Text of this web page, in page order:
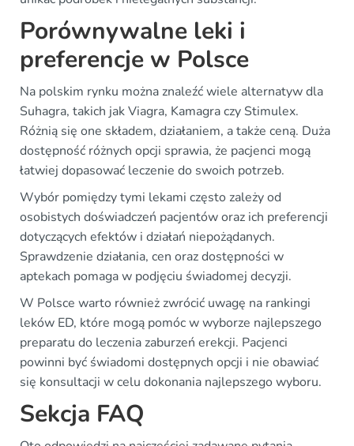
Porównywalne leki i
preferencje w Polsce
Na polskim rynku można znaleźć wiele alternatyw dla
Suhagra, takich jak Viagra, Kamagra czy Stimulex.
Różnią się one składem, działaniem, a także ceną. Duża
dostępność różnych opcji sprawia, że pacjenci mogą
łatwiej dopasować leczenie do swoich potrzeb.
Wybór pomiędzy tymi lekami często zależy od
osobistych doświadczeń pacjentów oraz ich preferencji
dotyczących efektów i działań niepożądanych.
Sprawdzenie działania, cen oraz dostępności w
aptekach pomaga w podjęciu świadomej decyzji.
W Polsce warto również zwrócić uwagę na rankingi
leków ED, które mogą pomóc w wyborze najlepszego
preparatu do leczenia zaburzeń erekcji. Pacjenci
powinni być świadomi dostępnych opcji i nie obawiać
się konsultacji w celu dokonania najlepszego wyboru.
Sekcja FAQ